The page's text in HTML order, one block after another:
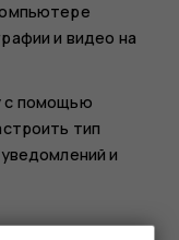
и видео на
с помощью
тип
и